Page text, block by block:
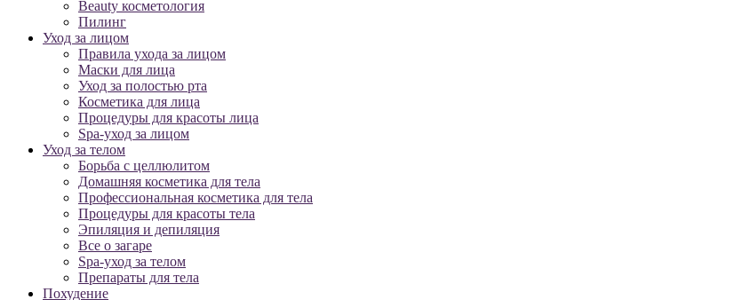
Beauty косметология
Пилинг
Уход за лицом
Правила ухода за лицом
Маски для лица
Уход за полостью рта
Косметика для лица
Процедуры для красоты лица
Spa-уход за лицом
Уход за телом
Борьба с целлюлитом
Домашняя косметика для тела
Профессиональная косметика для тела
Процедуры для красоты тела
Эпиляция и депиляция
Все о загаре
Spa-уход за телом
Препараты для тела
Похудение